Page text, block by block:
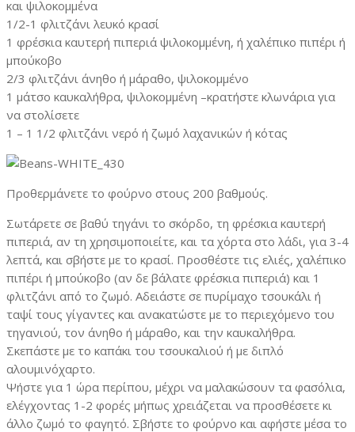
και ψιλοκομμένα
1/2-1 φλιτζάνι λευκό κρασί
1 φρέσκια καυτερή πιπεριά ψιλοκομμένη, ή χαλέπικο πιπέρι ή
μπούκοβο
2/3 φλιτζάνι άνηθο ή μάραθο, ψιλοκομμένο
1 μάτσο καυκαλήθρα, ψιλοκομμένη –κρατήστε κλωνάρια για
να στολίσετε
1 – 1 1/2 φλιτζάνι νερό ή ζωμό λαχανικών ή κότας
Προθερμάνετε το φούρνο στους 200 βαθμούς.
Σωτάρετε σε βαθύ τηγάνι το σκόρδο, τη φρέσκια καυτερή
πιπεριά, αν τη χρησιμοποιείτε, και τα χόρτα στο λάδι, για 3-4
λεπτά, και σβήστε με το κρασί. Προσθέστε τις ελιές, χαλέπικο
πιπέρι ή μπούκοβο (αν δε βάλατε φρέσκια πιπεριά) και 1
φλιτζάνι από το ζωμό. Αδειάστε σε πυρίμαχο τσουκάλι ή
ταψί τους γίγαντες και ανακατώστε με το περιεχόμενο του
τηγανιού, τον άνηθο ή μάραθο, και την καυκαλήθρα.
Σκεπάστε με το καπάκι του τσουκαλιού ή με διπλό
αλουμινόχαρτο.
Ψήστε για 1 ώρα περίπου, μέχρι να μαλακώσουν τα φασόλια,
ελέγχοντας 1-2 φορές μήπως χρειάζεται να προσθέσετε κι
άλλο ζωμό το φαγητό. Σβήστε το φούρνο και αφήστε μέσα το